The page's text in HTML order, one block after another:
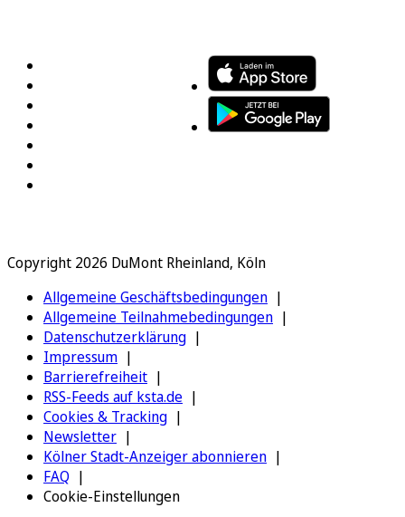
Copyright 2026 DuMont Rheinland, Köln
Allgemeine Geschäftsbedingungen
Allgemeine Teilnahmebedingungen
Datenschutzerklärung
Impressum
Barrierefreiheit
RSS-Feeds auf ksta.de
Cookies & Tracking
Newsletter
Kölner Stadt-Anzeiger abonnieren
FAQ
Cookie-Einstellungen